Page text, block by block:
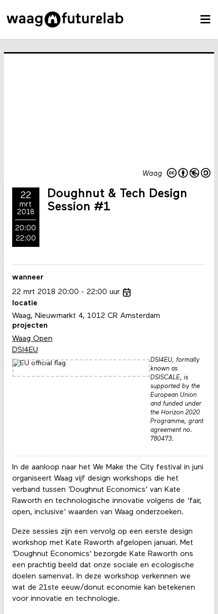
Waag
22
mrt
2018
20:00
22:00
Doughnut & Tech Design
Session #1
In de aanloop naar het We Make the City festival in juni
organiseert Waag vijf design workshops die het
verband tussen 'Doughnut Economics' van Kate
Raworth en technologische innovatie volgens de 'fair,
open, inclusive' waarden van Waag onderzoeken.
Deze sessies zijn een vervolg op een eerste design
workshop met Kate Raworth afgelopen januari. Met
'Doughnut Economics' bezorgde Kate Raworth ons
een prachtig beeld dat onze sociale en ecologische
doelen samenvat. In deze workshop verkennen we
wat de 21ste eeuw/donut economie kan betekenen
voor innovatie en technologie.
wanneer
22 mrt 2018 20:00 22:00 uur
locatie
Waag, Nieuwmarkt 4, 1012 CR Amsterdam
projecten
Waag Open
DSI4EU
DSI4EU, formally
known as
DSISCALE, is
supported by the
European Union
and funded under
the Horizon 2020
Programme, grant
agreement no.
780473.